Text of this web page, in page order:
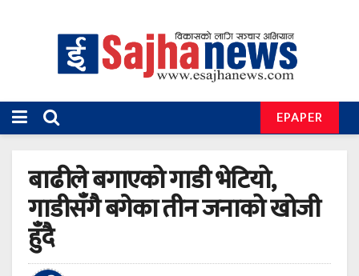
EPAPER
बाढीले बगाएको गाडी भेटियो,
गाडीसँगै बगेका तीन जनाको खोजी
हुँदै